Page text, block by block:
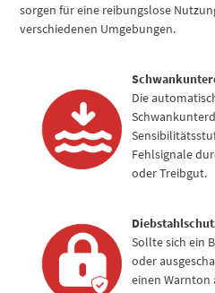
sorgen für eine reibungslose
verschiedenen Umgebungen.
Die
Fehlsignale
oder Treibgut.
Sollte sich ein
oder
einen Warnton